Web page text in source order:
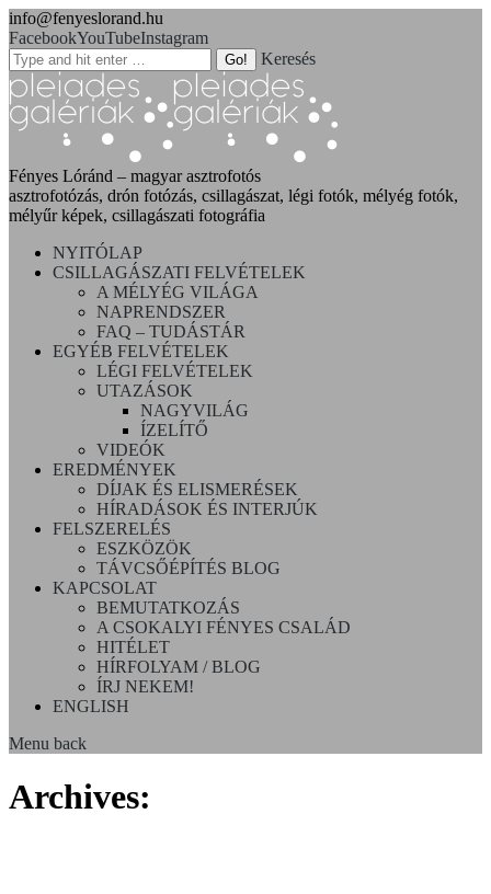
info@fenyeslorand.hu
FacebookYouTubeInstagram
Keresés
Fényes Lóránd – magyar asztrofotós
asztrofotózás, drón fotózás, csillagászat, légi fotók, mélyég fotók,
mélyűr képek, csillagászati fotográfia
NYITÓLAP
CSILLAGÁSZATI FELVÉTELEK
A MÉLYÉG VILÁGA
NAPRENDSZER
FAQ – TUDÁSTÁR
EGYÉB FELVÉTELEK
LÉGI FELVÉTELEK
UTAZÁSOK
NAGYVILÁG
ÍZELÍTŐ
VIDEÓK
EREDMÉNYEK
DÍJAK ÉS ELISMERÉSEK
HÍRADÁSOK ÉS INTERJÚK
FELSZERELÉS
ESZKÖZÖK
TÁVCSŐÉPÍTÉS BLOG
KAPCSOLAT
BEMUTATKOZÁS
A CSOKALYI FÉNYES CSALÁD
HITÉLET
HÍRFOLYAM / BLOG
ÍRJ NEKEM!
ENGLISH
Menu back
Archives: